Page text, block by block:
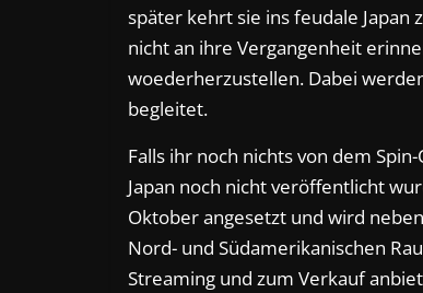
später kehrt sie ins feudale Japan
nicht an ihre Vergangenheit
woederherzustellen. Dabei
begleitet.
Falls ihr noch nichts von dem
Japan noch nicht veröffentlicht
Oktober angesetzt und wird
Nord- und Südamerikanischen
Streaming und zum Verkauf